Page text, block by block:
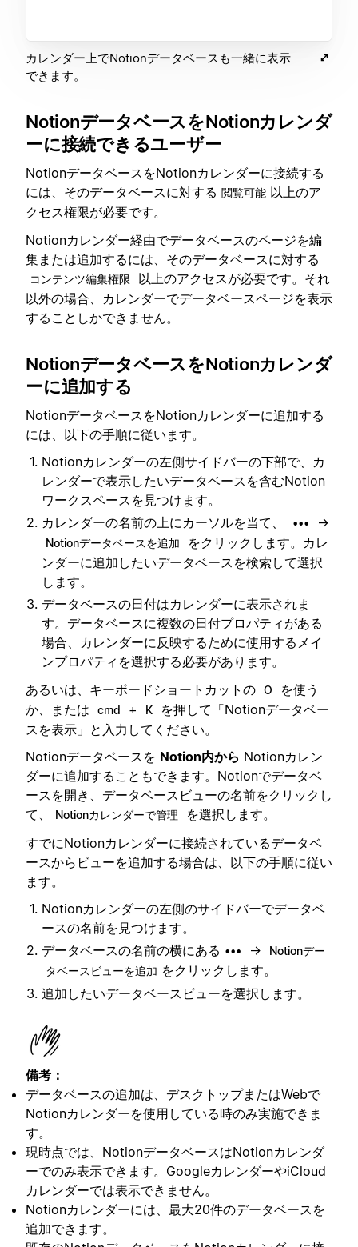
カレンダー上でNotionデータベースも一緒に表示
できます。
NotionデータベースをNotionカレンダ
ーに接続できるユーザー
NotionデータベースをNotionカレンダーに接続する
には、そのデータベースに対する 閲覧可能 以上のア
クセス権限が必要です。
Notionカレンダー経由でデータベースのページを編
集または追加するには、そのデータベースに対する
コンテンツ編集権限
以上のアクセスが必要です。それ
以外の場合、カレンダーでデータベースページを表示
することしかできません。
NotionデータベースをNotionカレンダ
ーに追加する
NotionデータベースをNotionカレンダーに追加する
には、以下の手順に従います。
Notionカレンダーの左側サイドバーの下部で、カ
レンダーで表示したいデータベースを含むNotion
ワークスペースを見つけます。
カレンダーの名前の上にカーソルを当て、
••• →
Notionデータベースを追加
をクリックします。カレ
ンダーに追加したいデータベースを検索して選択
します。
データベースの日付はカレンダーに表示されま
す。データベースに複数の日付プロパティがある
場合、カレンダーに反映するために使用するメイ
ンプロパティを選択する必要があります。
あるいは、キーボードショートカットの O
を使う
か、または
cmd + K
を押して「Notionデータベー
スを表示」と入力してください。
Notionデータベースを Notion内から Notionカレン
ダーに追加することもできます。Notionでデータベ
ースを開き、データベースビューの名前をクリックし
て、
Notionカレンダーで管理
を選択します。
すでにNotionカレンダーに接続されているデータベ
ースからビューを追加する場合は、以下の手順に従い
ます。
Notionカレンダーの左側のサイドバーでデータベ
ースの名前を見つけます。
データベースの名前の横にある ••• →
Notionデー
タベースビューを追加 をクリックします。
追加したいデータベースビューを選択します。
備考：
データベースの追加は、デスクトップまたはWebで
Notionカレンダーを使用している時のみ実施できま
す。
現時点では、NotionデータベースはNotionカレンダ
ーでのみ表示できます。GoogleカレンダーやiCloud
カレンダーでは表示できません。
Notionカレンダーには、最大20件のデータベースを
追加できます。